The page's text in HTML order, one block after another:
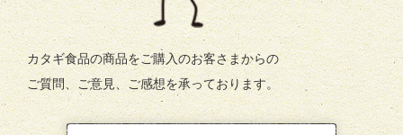
カタギ食品の商品をご購入のお客さまからの
ご質問、ご意見、ご感想を承っております。